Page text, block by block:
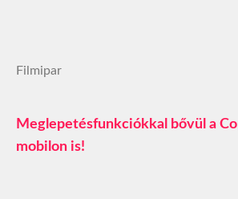
Filmipar
Meglepetésfunkciókkal bővül a
mobilon is!